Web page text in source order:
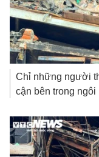
Chỉ những người
cận bên trong ngôi